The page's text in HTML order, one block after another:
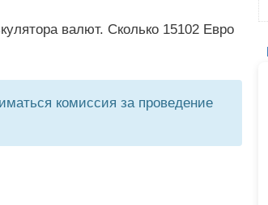
валют. Сколько 15102 Евро
комиссия за проведение